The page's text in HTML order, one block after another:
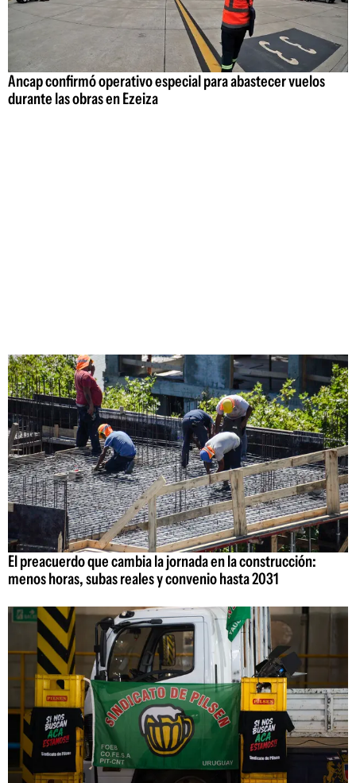
Ancap confirmó operativo especial para abastecer vuelos
durante las obras en Ezeiza
El preacuerdo que cambia la jornada en la construcción:
menos horas, subas reales y convenio hasta 2031